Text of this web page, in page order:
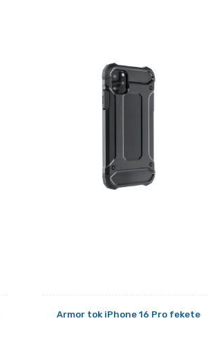
Armor tok iPhone 16 Pro fekete